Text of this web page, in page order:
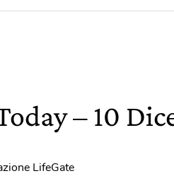
– 10
LifeGate